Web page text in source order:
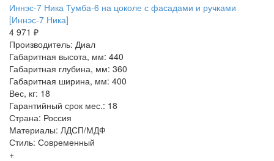
Иннэс-7 Ника Тумба-6 на цоколе с фасадами и ручками
[Иннэс-7 Ника]
4 971 ₽
Производитель: Диал
Габаритная высота, мм: 440
Габаритная глубина, мм: 360
Габаритная ширина, мм: 400
Вес, кг: 18
Гарантийный срок мес.: 18
Страна: Россия
Материалы: ЛДСП/МДФ
Стиль: Современный
+